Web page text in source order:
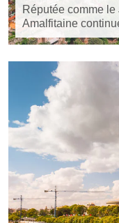
Réputée comme le
Amalfitaine